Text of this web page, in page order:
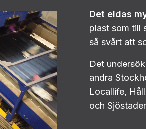
Det eldas
plast som till
så svårt att
Det
andra
Locallife,
och